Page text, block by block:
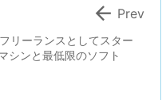
リーランスとしてスター
シンと最低限のソフト
 Prev